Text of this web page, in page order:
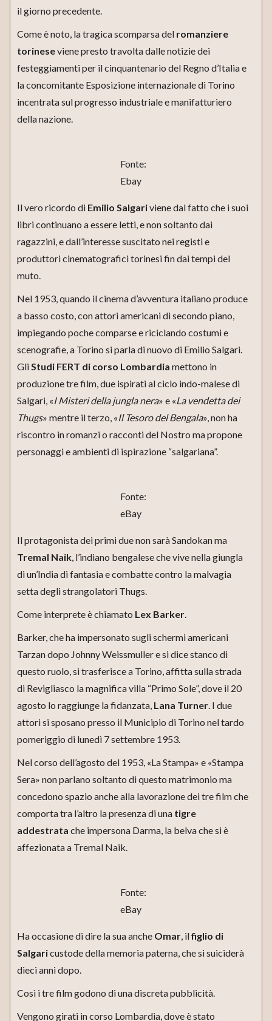
il giorno precedente.
Come è noto, la tragica scomparsa del romanziere
torineseviene presto travolta dalle notizie dei
festeggiamenti per il cinquantenario del Regno d’Italia e
la concomitante Esposizione internazionale di Torino
incentrata sul progresso industriale e manifatturiero
della nazione.
Fonte:
Ebay
Il vero ricordo di Emilio Salgariviene dal fatto che i suoi
libri continuano a essere letti, e non soltanto dai
ragazzini, e dall’interesse suscitato nei registi e
produttori cinematografici torinesi fin dai tempi del
muto.
Nel 1953, quando il cinema d’avventura italiano produce
a basso costo, con attori americani di secondo piano,
impiegando poche comparse e riciclando costumi e
scenografie, a Torino si parla di nuovo di Emilio Salgari.
GliStudi FERT di corso Lombardia mettono in
produzione tre film, due ispirati al ciclo indo-malese di
Salgari, «I Misteri della jungla nera» e «La vendetta dei
Thugs» mentre il terzo, «Il Tesoro del Bengala», non ha
riscontro in romanzi o racconti del Nostro ma propone
personaggi e ambienti di ispirazione “salgariana”.
Fonte:
eBay
Il protagonista dei primi due non sarà Sandokan ma
Tremal Naik, l’indiano bengalese che vive nella giungla
di un’India di fantasia e combatte contro la malvagia
setta degli strangolatori Thugs.
Come interprete è chiamato Lex Barker.
Barker, che ha impersonato sugli schermi americani
Tarzan dopo Johnny Weissmuller e si dice stanco di
questo ruolo, si trasferisce a Torino, affitta sulla strada
di Revigliasco la magnifica villa “Primo Sole”, dove il 20
agosto lo raggiunge la fidanzata, Lana Turner. I due
attori si sposano presso il Municipio di Torino nel tardo
pomeriggio di lunedì 7 settembre 1953.
Nel corso dell’agosto del 1953, «La Stampa» e «Stampa
Sera» non parlano soltanto di questo matrimonio ma
concedono spazio anche alla lavorazione dei tre film che
comporta tra l’altro la presenza di una tigre
addestrata che impersona Darma, la belva che si è
affezionata a Tremal Naik.
Fonte:
eBay
Ha occasione di dire la sua anche Omar, ilfiglio di
Salgaricustode della memoria paterna, che si suiciderà
dieci anni dopo.
Così i tre film godono di una discreta pubblicità.
Vengono girati in corso Lombardia, dove è stato